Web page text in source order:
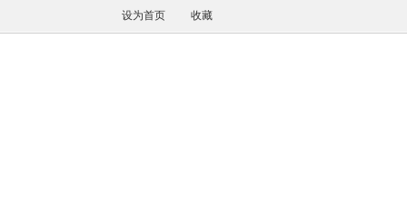
设为首页 收藏